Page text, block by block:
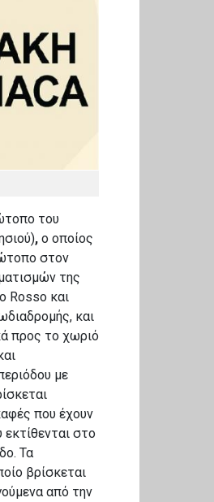
του
, ο οποίος
στον
της
Rosso και
και
προς το χωριό
με
που έχουν
στο
Τα
βρίσκεται
από την